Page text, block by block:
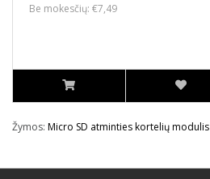
Be mokesčių: €7,49
Žymos: Micro SD atminties kortelių modulis